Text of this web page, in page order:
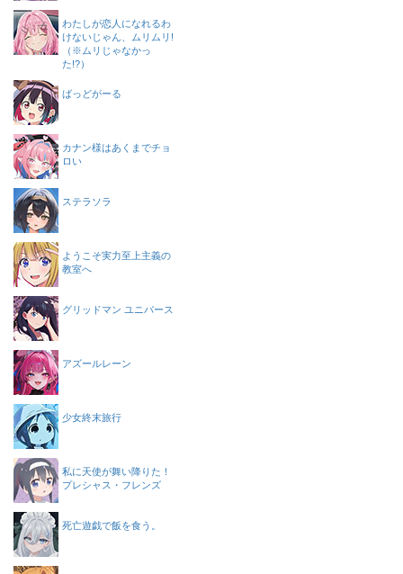
わたしが恋人になれるわ
けないじゃん、ムリムリ!
（※ムリじゃなかっ
た!?）
ばっどがーる
カナン様はあくまでチョ
ロい
ステラソラ
ようこそ実力至上主義の
教室へ
グリッドマン ユニバース
アズールレーン
少女終末旅行
私に天使が舞い降りた！
プレシャス・フレンズ
死亡遊戯で飯を食う。